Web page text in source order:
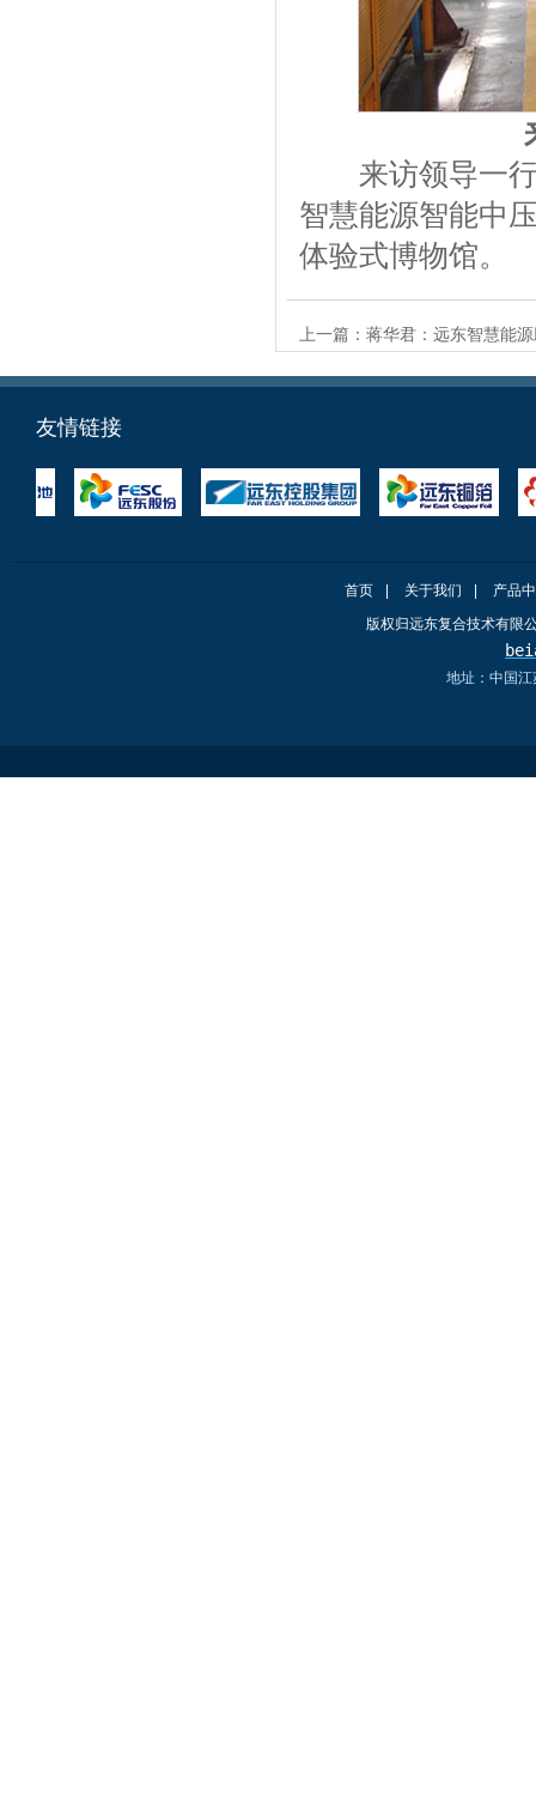
来访领导一行
智慧能源智能中
体验式博物馆。
上一篇： 蒋华君：远东智慧能
友情链接
首页 关于我们
产品
版权归远东复合技术有限
地址：中国江